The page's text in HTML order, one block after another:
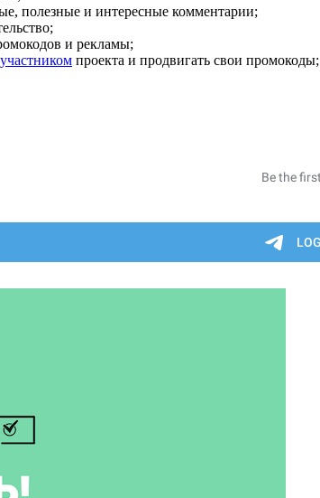
полезные и интересные комментарии;
и рекламы;
участником проекта и продвигать свои промокоды;